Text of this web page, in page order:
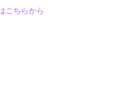
こちらから